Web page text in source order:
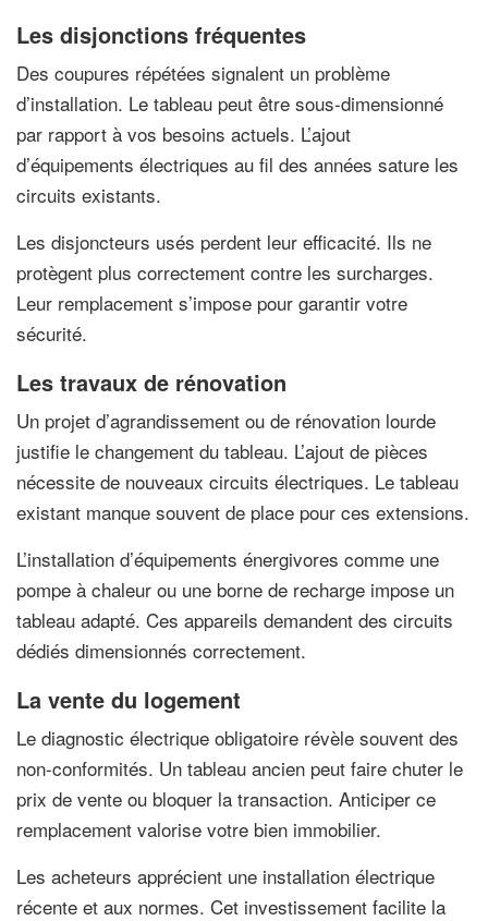
Les disjonctions fréquentes
Des coupures répétées signalent un problème
d’installation. Le tableau peut être sous-dimensionné
par rapport à vos besoins actuels. L’ajout
d’équipements électriques au fil des années sature les
circuits existants.
Les disjoncteurs usés perdent leur efficacité. Ils ne
protègent plus correctement contre les surcharges.
Leur remplacement s’impose pour garantir votre
sécurité.
Les travaux de rénovation
Un projet d’agrandissement ou de rénovation lourde
justifie le changement du tableau. L’ajout de pièces
nécessite de nouveaux circuits électriques. Le tableau
existant manque souvent de place pour ces extensions.
L’installation d’équipements énergivores comme une
pompe à chaleur ou une borne de recharge impose un
tableau adapté. Ces appareils demandent des circuits
dédiés dimensionnés correctement.
La vente du logement
Le diagnostic électrique obligatoire révèle souvent des
non-conformités. Un tableau ancien peut faire chuter le
prix de vente ou bloquer la transaction. Anticiper ce
remplacement valorise votre bien immobilier.
Les acheteurs apprécient une installation électrique
récente et aux normes. Cet investissement facilite la